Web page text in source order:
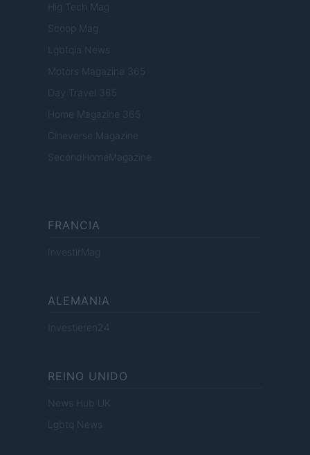
Hig Tech Mag
Scoop Mag
Lgbtqia News
Motors Magazine 365
Day Travel 365
Home Magazine 365
Cineverse Magazine
SecondHomeMagazine
FRANCIA
InvestirMag
ALEMANIA
Investieren24
REINO UNIDO
News Hub UK
Lgbtq News